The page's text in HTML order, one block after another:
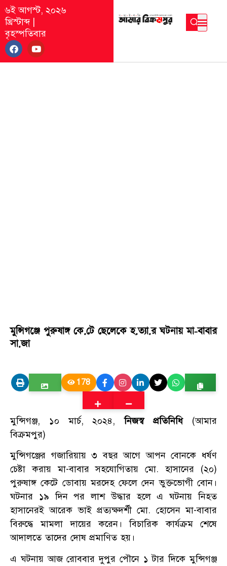
৬ই আগস্ট, ২০২৬
খ্রিস্টাব্দ|
বৃহস্পতিবার
মুন্সিগঞ্জে পুরুষাঙ্গ কে.টে ছেলেকে হ.ত্যা.র ঘটনায় মা-বাবার
সা.জা
178
মুন্সিগঞ্জ, ১০ মার্চ, ২০২৪,নিজস্ব প্রতিনিধি(আমার
বিক্রমপুর)
মুন্সিগঞ্জের গজারিয়ায় ৩ বছর আগে আপন বোনকে ধর্ষণ
চেষ্টা করায় মা-বাবার সহযোগিতায় মো. হাসানের (২০)
পুরুষাঙ্গ কেটে ডোবায় মরদেহ ফেলে দেন ভুক্তভোগী বোন।
ঘটনার ১৯ দিন পর লাশ উদ্ধার হলে এ ঘটনায় নিহত
হাসানেরই আরেক ভাই প্রত্যক্ষদর্শী মো. হোসেন মা-বাবার
বিরুদ্ধে মামলা দায়ের করেন। বিচারিক কার্যক্রম শেষে
আদালতে তাদের দোষ প্রমাণিত হয়।
এ ঘটনায় আজ রোববার দুপুর পৌনে ১ টার দিকে মুন্সিগঞ্জ